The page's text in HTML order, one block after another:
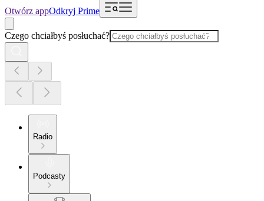
Otwórz appOdkryj Prime
Czego chciałbyś posłuchać?
Radio
Podcasty